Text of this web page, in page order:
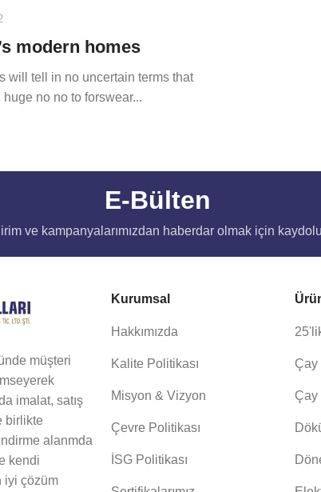
modern homes
will tell in no uncertain terms that
no no to forswear...
E-Bülten
ve kampanyalarımızdan haberdar olmak için
müşteri
imalat, satış
birlikte
alanmda
kendi
iyi çözüm
Kurumsal
Hakkımızda
Kalite Politikası
Misyon & Vizyon
Çevre Politikası
İSG Politikası
Çay
Çay